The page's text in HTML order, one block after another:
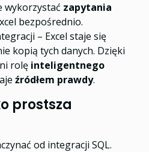
wykorzystać zapytania
bezpośrednio.
– Excel staje się
kopią tych danych. Dzięki
rolę inteligentnego
źródłem prawdy.
prostsza
od integracji SQL.